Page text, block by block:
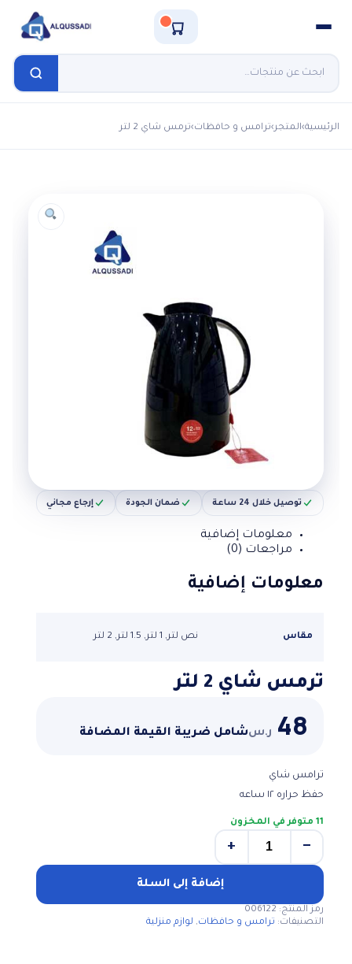
الرئيسية›المتجر›ترامس و حافظات›ترمس شاي 2 لتر
ترمس شاي 2 لتر
48 ر.سشامل ضريبة القيمة المضافة
ترامس شاي
حفظ حراره ١٢ ساعه
11 متوفر في المخزون
ترمس
2
لتر
−
+
إضافة إلى السلة
رمز المنتج: 006122
التصنيفات: ترامس و حافظات, لوازم منزلية
توصيل خلال 24 ساعة ضمان الجودة إرجاع مجاني
معلومات إضافية
مراجعات (0)
معلومات إضافية
مقاس نص لتر, 1 لتر, 1.5 لتر, 2 لتر